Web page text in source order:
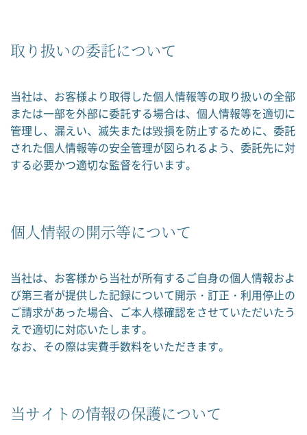
取り扱いの委託について
当社は、お客様より取得した個人情報等の取り扱いの全部
または一部を外部に委託する場合は、個人情報等を適切に
管理し、漏えい、滅失または毀損を防止するために、委託
された個人情報等の安全管理が図られるよう、委託先に対
する必要かつ適切な監督を行います。
個人情報の開示等について
当社は、お客様から当社が所有するご自身の個人情報およ
び第三者が提供した記録について開示・訂正・利用停止の
ご請求があった場合、ご本人様確認をさせていただいたう
えで適切に対応いたします。
なお、その際は実費手数料をいただきます。
当サイトの情報の保護について